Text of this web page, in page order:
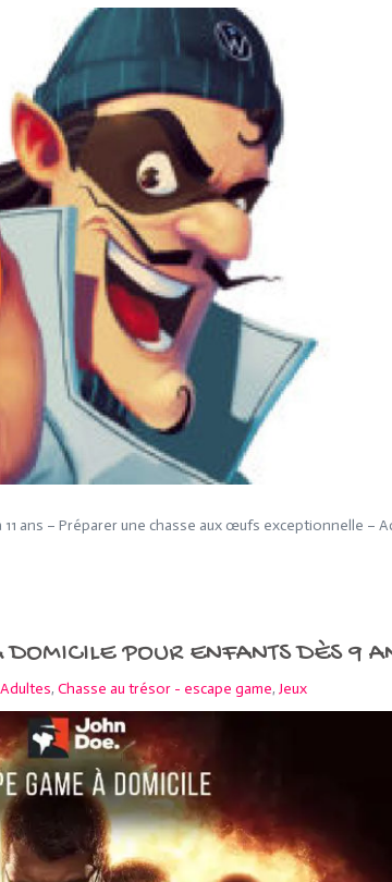
ans – Préparer une chasse aux œufs exceptionnelle –
POUR ENFANTS DÈS 9
Adultes,Chasse au trésor - escape game,Jeux